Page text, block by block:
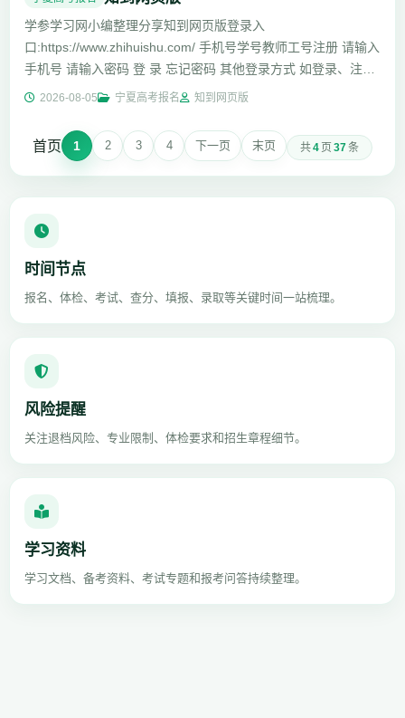
学参学习网小编整理分享知到网页版登录入
口:https://www.zhihuishu.com/ 手机号学号教师工号注册 请输入
手机号 请输入密码 登 录 忘记密码 其他登录方式 如登录、注册
遇到问题，请 联...
2026-08-05 宁夏高考报名 知到网页版
首页 1 2 3 4 下一页 末页 共4 页 37条
时间节点
报名、体检、考试、查分、填报、录取等关键时间一站梳理。
风险提醒
关注退档风险、专业限制、体检要求和招生章程细节。
学习资料
学习文档、备考资料、考试专题和报考问答持续整理。